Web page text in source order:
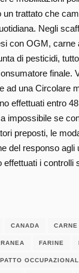
un trattato che
Negli
con OGM, carne
di pesticidi,
finale.
ad una Circolare
effettuati entro
impossibile se
preposti, le
del responso agli
effettuati i controlli
CANADA CARNE
FARINE